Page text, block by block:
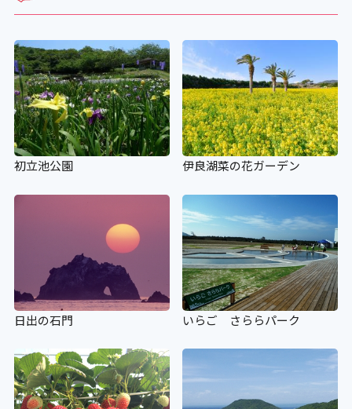
初立池公園 伊良湖菜の花ガーデン
日出の石門 いらご さららパーク